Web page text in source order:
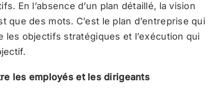
En l’absence d’un plan détaillé, la vision
que des mots. C’est le plan d’entreprise qui
les objectifs stratégiques et l’exécution qui
les employés et les dirigeants